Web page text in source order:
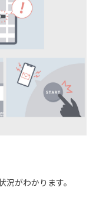
がわかります。